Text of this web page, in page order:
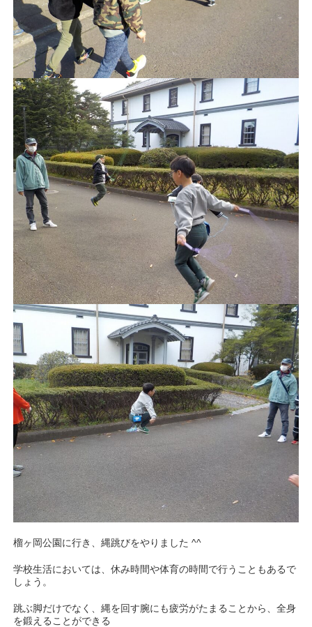
榴ヶ岡公園に行き、縄跳びをやりました ^^
学校生活においては、休み時間や体育の時間で行うこともあるで
しょう。
跳ぶ脚だけでなく、縄を回す腕にも疲労がたまることから、全身
を鍛えることができる